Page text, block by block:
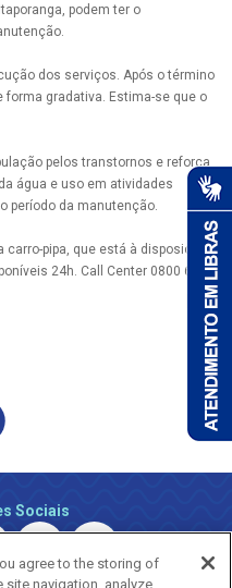
podem ter o
dos serviços. Após o término
forma gradativa. Estima-se que o
pelos transtornos e reforça
água e uso em atividades
período da manutenção.
carro-pipa, que está à disposição
24h. Call Center 0800 690
Sociais
agree to the storing of
site navigation, analyze